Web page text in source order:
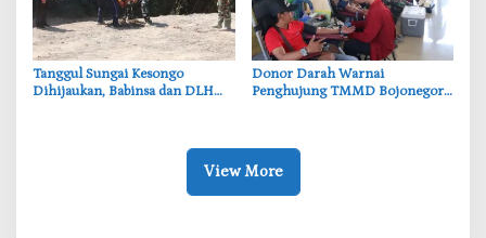
‎Tanggul Sungai Kesongo
Dihijaukan, Babinsa dan DLH
‎Donor Darah Warnai
Penghujung TMMD Bojonegoro
View More